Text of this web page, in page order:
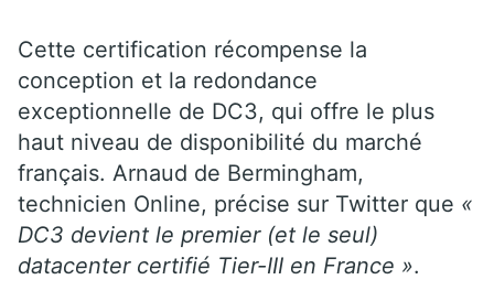
Cette certification récompense la
conception et la redondance
exceptionnelle de DC3, qui offre le plus
haut niveau de disponibilité du marché
français. Arnaud de Bermingham,
technicien Online, précise sur Twitter que «
DC3 devient le premier (et le seul)
datacenter certifié Tier-III en France ».